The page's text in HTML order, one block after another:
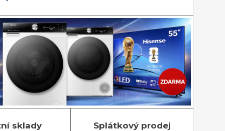
sklady Splátkový prodej